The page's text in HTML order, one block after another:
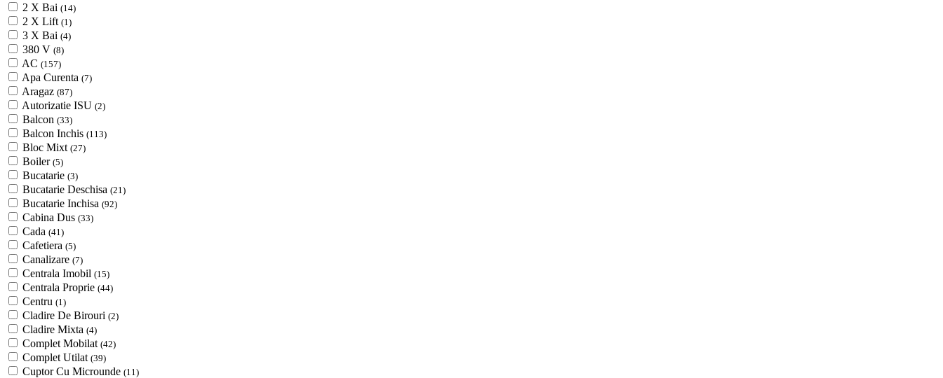
2 X Bai (14)
2 X Lift (1)
3 X Bai (4)
380 V (8)
AC (157)
Apa Curenta (7)
Aragaz (87)
Autorizatie ISU (2)
Balcon (33)
Balcon Inchis (113)
Bloc Mixt (27)
Boiler (5)
Bucatarie (3)
Bucatarie Deschisa (21)
Bucatarie Inchisa (92)
Cabina Dus (33)
Cada (41)
Cafetiera (5)
Canalizare (7)
Centrala Imobil (15)
Centrala Proprie (44)
Centru (1)
Cladire De Birouri (2)
Cladire Mixta (4)
Complet Mobilat (42)
Complet Utilat (39)
Cuptor Cu Microunde (11)